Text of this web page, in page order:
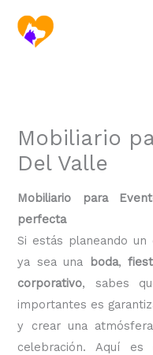
contenido
Mobiliario
Del Valle
Mobiliario para
perfecta
Si estás planeando un
ya sea una
boda,
corporativo, sabes
importantes es
y crear una
celebración. Aquí